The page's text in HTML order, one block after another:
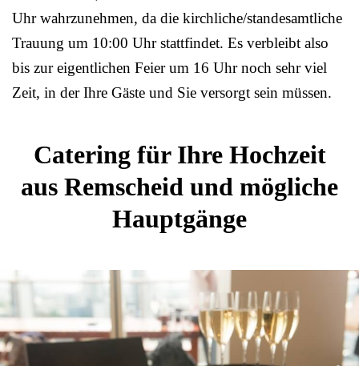
Uhr wahrzunehmen, da die kirchliche/standesamtliche
Trauung um 10:00 Uhr stattfindet. Es verbleibt also
bis zur eigentlichen Feier um 16 Uhr noch sehr viel
Zeit, in der Ihre Gäste und Sie versorgt sein müssen.
Catering für Ihre Hochzeit
aus Remscheid und mögliche
Hauptgänge